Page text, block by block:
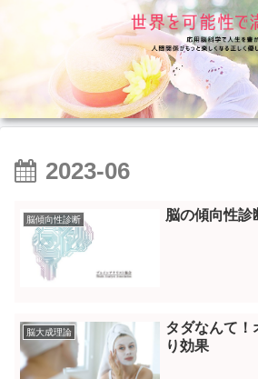
2023-06
脳傾向性診断 脳の傾向性診
脳大成理論
タダなんて！
り効果